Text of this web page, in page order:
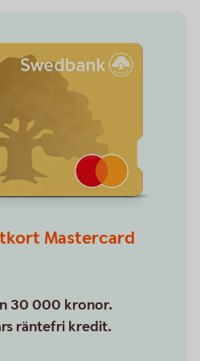
Mastercard
30 000 kronor.
räntefri kredit.